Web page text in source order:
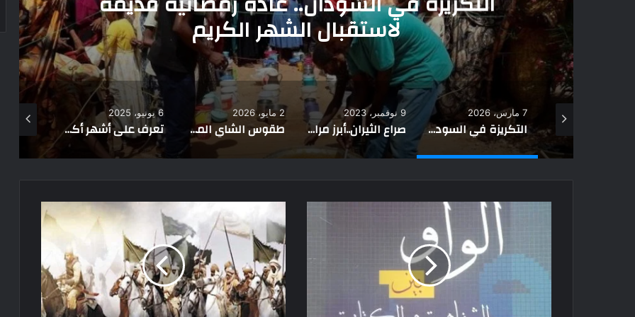
الشهر الكريم صراع الثيران..أبرز مراسم
التكريزة في السودان.. عادة رمضانية قديمة لاستقبال الشهر الكريم صراع الثيران..أبرز مراسم الجنازة في قبيلة التوراجا
2 مايو، 2026
طقوس الشاي الموريتاني.. ثلاث كؤوس تختصر فلسفة الحياة في موريتانيا
6 يونيو، 2025
تعرف على أشهر أكلات عيد الأضحى في الدول العربية
25 يوليو، 2025